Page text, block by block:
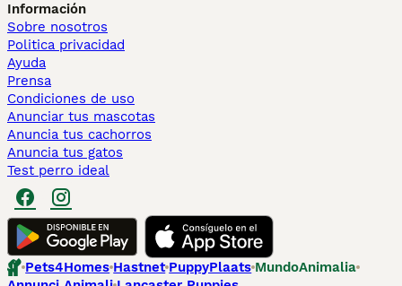
Información
Sobre nosotros
Politica privacidad
Ayuda
Prensa
Condiciones de uso
Anunciar tus mascotas
Anuncia tus cachorros
Anuncia tus gatos
Test perro ideal
Pets4Homes Hastnet PuppyPlaats MundoAnimalia